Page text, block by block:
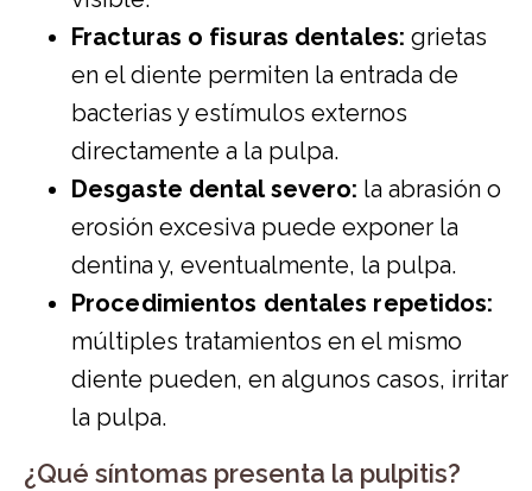
Fracturas o fisuras dentales: grietas
en el diente permiten la entrada de
bacterias y estímulos externos
directamente a la pulpa.
Desgaste dental severo: la abrasión o
erosión excesiva puede exponer la
dentina y, eventualmente, la pulpa.
Procedimientos dentales repetidos:
múltiples tratamientos en el mismo
diente pueden, en algunos casos, irritar
la pulpa.
¿Qué síntomas presenta la pulpitis?